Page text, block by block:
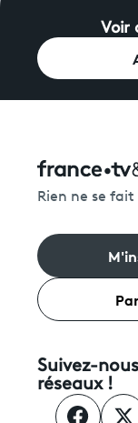
Voir
Rien ne se fait
Suivez-
réseaux !